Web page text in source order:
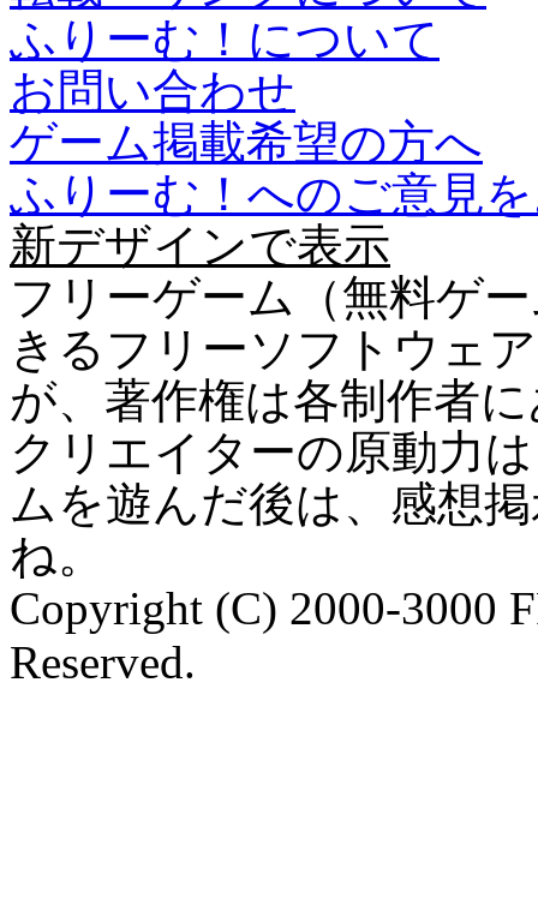
ふりーむ！について
お問い合わせ
ゲーム掲載希望の方へ
ふりーむ！へのご意見
新デザインで表示
フリーゲーム（無料ゲ
きるフリーソフトウェ
が、著作権は各制作者
クリエイターの原動力
ムを遊んだ後は、感想
ね。
Copyright (C) 2000-3000
Reserved.